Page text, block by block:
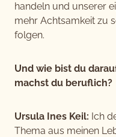
handeln und unserer
mehr Achtsamkeit zu
folgen.
Und wie bist du
machst du beruflich?
Ursula Ines Keil: Ich
Thema aus meinen